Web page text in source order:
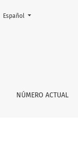
El archivo de escritor
NÚMERO ACTUAL
Cambiar el idioma. El actual
Español